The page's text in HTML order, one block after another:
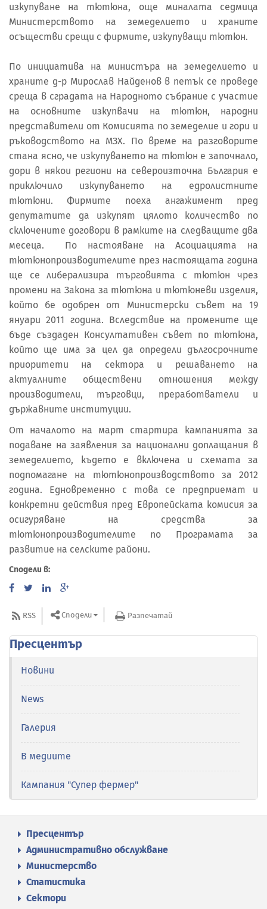
изкупуване на тютюна, още миналата седмица
Министерството на земеделието и храните
осъществи срещи с фирмите, изкупуващи тютюн.
По инициатива на министъра на земеделието и
храните д-р Мирослав Найденов в петък се проведе
среща в сградата на Народното събрание с участие
на основните изкупвачи на тютюн, народни
представители от Комисията по земеделие и гори и
ръководството на МЗХ. По време на разговорите
стана ясно, че изкупуването на тютюн е започнало,
дори в някои региони на североизточна България е
приключило изкупуването на едролистните
тютюни. Фирмите поеха ангажимент пред
депутатите да изкупят цялото количество по
сключените договори в рамките на следващите два
месеца. По настояване на Асоциацията на
тютюнопроизводителите през настоящата година
ще се либерализира търговията с тютюн чрез
промени на Закона за тютюна и тютюневи изделия,
който бе одобрен от Министерски съвет на 19
януари 2011 година. Вследствие на промените ще
бъде създаден Консултативен съвет по тютюна,
който ще има за цел да определи дългосрочните
приоритети на сектора и решаването на
актуалните обществени отношения между
производители, търговци, преработватели и
държавните институции.
От началото на март стартира кампанията за
подаване на заявления за национални доплащания в
земеделието, където е включена и схемата за
подпомагане на тютюнопроизводството за 2012
година. Едновременно с това се предприемат и
конкретни действия пред Европейската комисия за
осигуряване на средства за
тютюнопроизводителите по Програмата за
развитие на селските райони.
Сподели в:
RSS Сподели Разпечатай
Пресцентър
Новини
News
Галерия
В медиите
Кампания "Супер фермер"
Пресцентър
Административно обслужване
Министерство
Статистика
Сектори